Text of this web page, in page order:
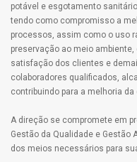
potável e esgotamento
tendo como compromisso a
processos, assim como o uso
preservação ao meio
satisfação dos clientes e
colaboradores qualificados,
contribuindo para a melhoria
A direção se compromete em
Gestão da Qualidade e Gestão
dos meios necessários para